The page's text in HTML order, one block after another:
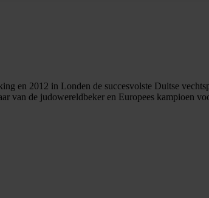
en 2012 in Londen de succesvolste Duitse
van de judowereldbeker en Europees kampioen